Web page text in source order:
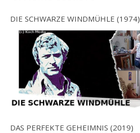
DIE SCHWARZE WINDMÜHLE (1974)
DAS PERFEKTE GEHEIMNIS (2019)